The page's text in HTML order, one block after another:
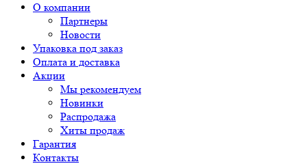
О компании
Партнеры
Новости
Упаковка под заказ
Оплата и доставка
Акции
Мы рекомендуем
Новинки
Распродажа
Хиты продаж
Гарантия
Контакты